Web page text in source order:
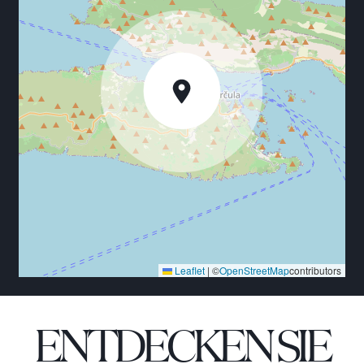
einen herrlichen Blick auf die Bergkette.
Die Villa verfügt über einen Liegeplatz für
Besuchsboote und größere Schiffe können in der
Bucht vor Anker liegen. Ein Boot und ein Skipper
können täglich gemietet werden, sodass Sie zu
anderen Inseln transportiert werden und eine breite
Palette von Wassersportarten erleben können.
Tagesausflüge können zur Insel Hvar, Vis, Mijet und
zur Halbinsel Peljesac unternommen werden.
Die Insel Korcula ist bekannt für ihre dichten Wälder
und berühmten Weinberge. Auf der Insel gibt es eine
Reihe kleiner Fischerhäfen sowie mehrere malerische
Dörfer im Landesinneren. In der benachbarten Bucht
finden Sie eine Reihe von Restaurants und die
meisten Restaurants und Bars der Insel befinden sich
ist auch ideal für lange Spaziergänge am Meer, zum
Wandern und Radfahren auf den Radwegen der Insel
Leaflet | ©OpenStreetMapcontributors
ENTDECKEN SIE